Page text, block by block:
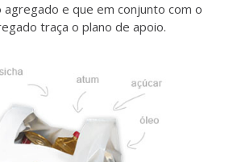
agregado e que em conjunto com o
traça o plano de apoio.